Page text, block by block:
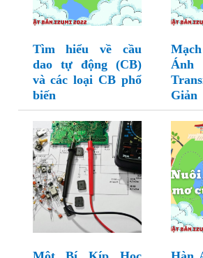
Tìm hiểu về cầu
dao tự động (CB)
và các loại CB phổ
biến
Ánh
Giản